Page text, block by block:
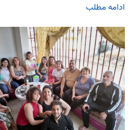
ادامه مطلب